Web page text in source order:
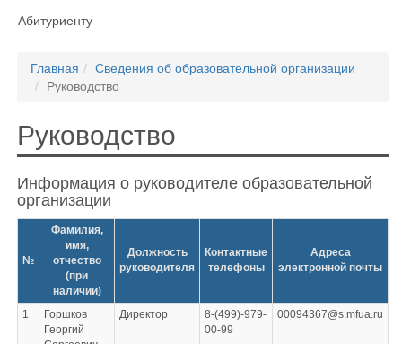
Абитуриенту
Главная
Сведения об образовательной организации
Руководство
Руководство
Информация о руководителе образовательной
организации
№
Фамилия,
имя,
отчество
(при
наличии)
Должность
руководителя
Контактные
телефоны
Адреса
электронной почты
1
Горшков
Георгий
Директор
8-(499)-979-
00-99
00094367@s.mfua.ru